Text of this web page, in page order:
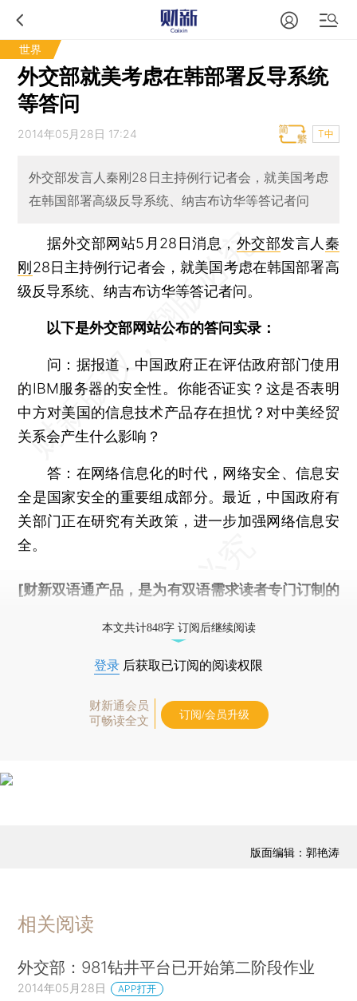
世界
外交部就美考虑在韩部署反导系统
等答问
2014年05月28日 17:24 T中
外交部发言人秦刚28日主持例行记者会，就美国考虑
在韩国部署高级反导系统、纳吉布访华等答记者问
据外交部网站5月28日消息， 外交部发言人 秦
刚 28日主持例行记者会，就美国考虑在韩国部署高
级反导系统、纳吉布访华等答记者问。
以下是外交部网站公布的答问实录：
问：据报道，中国政府正在评估政府部门使用
的IBM服务器的安全性。你能否证实？这是否表明
中方对美国的信息技术产品存在担忧？对中美经贸
关系会产生什么影响？
答：在网络信息化的时代，网络安全、信息安
全是国家安全的重要组成部分。最近，中国政府有
关部门正在研究有关政策，进一步加强网络信息安
全。
[财新双语通产品，是为有双语需求读者专门订制的
本文共计848字 订阅后继续阅读
登录 后获取已订阅的阅读权限
财新通会员
可畅读全文
订阅/会员升级
版面编辑：郭艳涛
相关阅读
外交部：981钻井平台已开始第二阶段作业
2014年05月28日 APP打开